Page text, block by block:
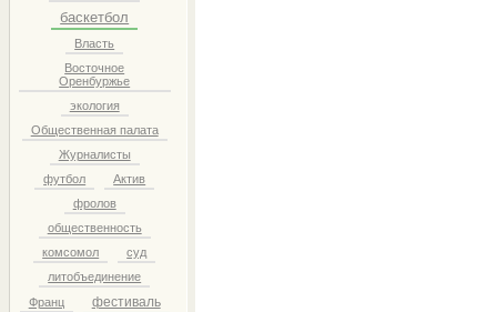
баскетбол
Власть
Восточное
Оренбуржье
экология
Общественная палата
Журналисты
футбол
Актив
фролов
общественность
комсомол
суд
литобъединение
Франц
фестиваль